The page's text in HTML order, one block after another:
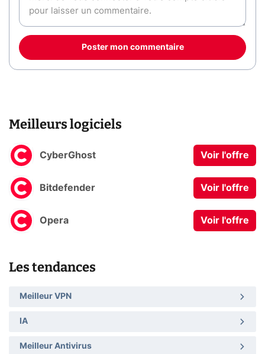
Poster mon commentaire
Meilleurs logiciels
CyberGhost Voir l'offre
Bitdefender Voir l'offre
Opera Voir l'offre
Les tendances
Meilleur VPN
IA
Meilleur Antivirus